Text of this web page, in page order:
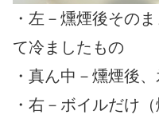
・左－燻煙後その
て冷ましたもの
・真ん中－燻煙後
・右－ボイルだけ